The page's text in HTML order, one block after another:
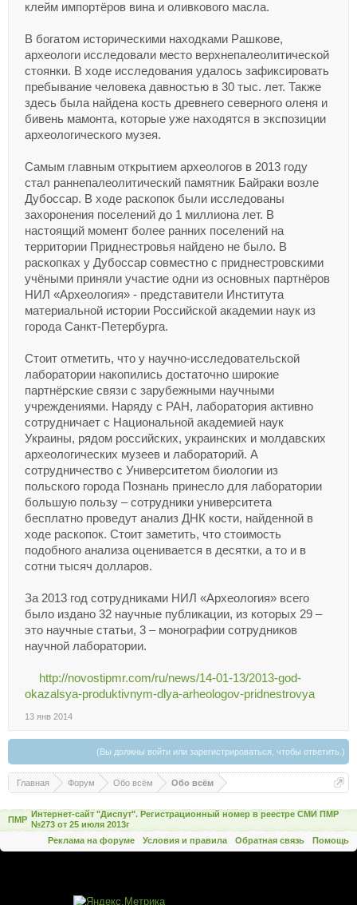
клейм импортёров вина и оливкового масла.
В богатом историческими находками Рашкове,
археологи исследовали место верхнепалеолитической
стоянки. В ходе исследования удалось зафиксировать
пребывание человека давностью в 30 тыс. лет. Также
здесь была найдена кость древнего северного оленя и
бивень мамонта, которые уже находятся в экспозиции
археологического музея.
Самым главным открытием археологов в 2013 году
стал раннепалеолитический памятник Байраки возле
Дубоссар. В ходе раскопок были исследованы
захоронения поселений до 1 миллиона лет. В
настоящий момент более ранних поселений на
территории Приднестровья найдено не было. В
раскопках у Дубоссар совместно с приднестровскими
учёными приняли участие одни из основных партнёров
НИЛ «Археология» - представители Института
материальной истории Российской академии наук из
города Санкт-Петербурга.
Стоит отметить, что у научно-исследовательской
лаборатории накопились достаточно широкие
партнёрские связи с зарубежными научными
учреждениями. Наряду с РАН, лаборатория активно
сотрудничает с Национальной академией наук
Украины, рядом российских, украинских и молдавских
археологических музеев и лабораторий. А
сотрудничество с Университетом биологии из
польского города Познань принесло для лаборатории
большую пользу – сотрудники университета
бесплатно проведут анализ ДНК кости, найденной в
ходе раскопок. Стоит заметить, что стоимость
подобного анализа оценивается в десятки, а то и в
сотни тысяч долларов.
За 2013 год сотрудниками НИЛ «Археология» всего
было издано 32 научные публикации, из которых 29 –
это научные статьи, 3 – монографии сотрудников
научной лаборатории.
http://novostipmr.com/ru/news/14-01-13/2013-god-
okazalsya-produktivnym-dlya-arheologov-pridnestrovya
13 янв 2014
(Вы должны войти или зарегистрироваться, чтобы ответить.)
Главная Форум Обо всём Обо всём
ПМР
Интернет-сайт "Диспут". Регистрационный номер в реестре СМИ ПМР
№273 от 25 июля 2013г
Реклама на форуме
Условия и правила Обратная связь Помощь